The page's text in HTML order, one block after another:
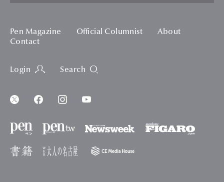
Pen Magazine Official Columnist
About
Contact
Login Search